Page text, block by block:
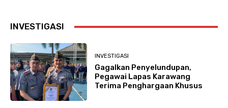
INVESTIGASI
INVESTIGASI
Gagalkan Penyelundupan,
Pegawai Lapas Karawang
Terima Penghargaan Khusus